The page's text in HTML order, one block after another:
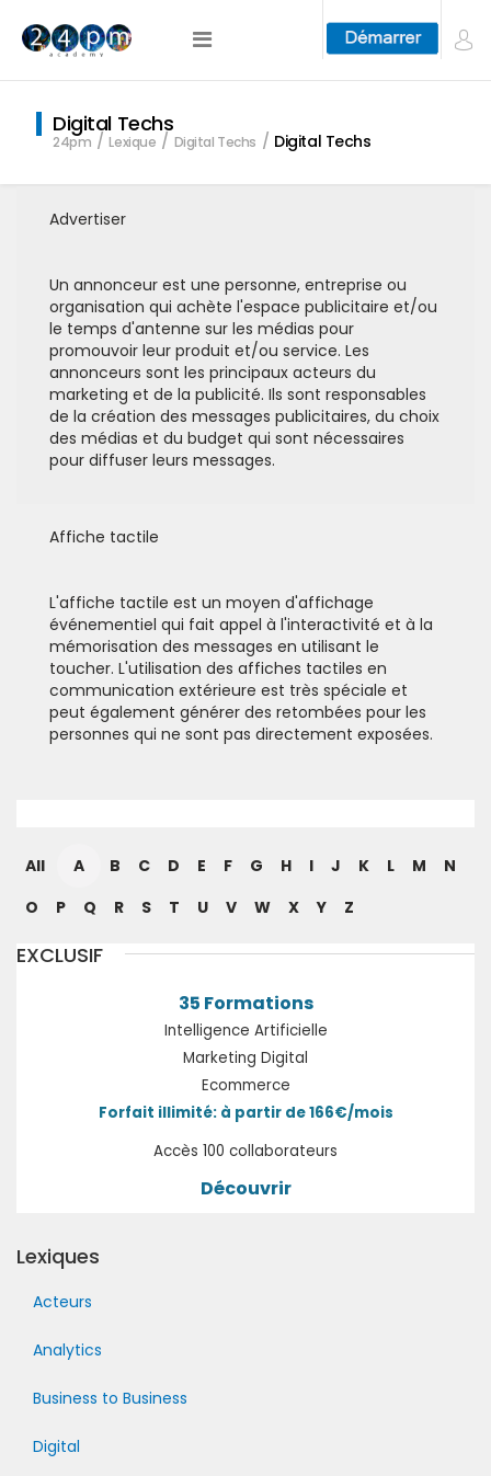
Digital Techs
24pm Lexique Digital Techs Digital Techs
Advertiser
Un annonceur est une personne, entreprise ou
organisation qui achète l'espace publicitaire et/ou
le temps d'antenne sur les médias pour
promouvoir leur produit et/ou service. Les
annonceurs sont les principaux acteurs du
marketing et de la publicité. Ils sont responsables
de la création des messages publicitaires, du choix
des médias et du budget qui sont nécessaires
pour diffuser leurs messages.
Affiche tactile
L'affiche tactile est un moyen d'affichage
événementiel qui fait appel à l'interactivité et à la
mémorisation des messages en utilisant le
toucher. L'utilisation des affiches tactiles en
communication extérieure est très spéciale et
peut également générer des retombées pour les
personnes qui ne sont pas directement exposées.
All A B C D E F G H I J K L M
N
O
P Q R S T U V W X Y Z
EXCLUSIF
35 Formations
Intelligence Artificielle
Marketing Digital
Ecommerce
Forfait illimité: à partir de 166€/mois
Accès 100 collaborateurs
Découvrir
Lexiques
Acteurs
Analytics
Business to Business
Digital